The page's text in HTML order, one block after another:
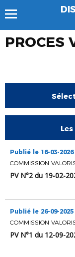
PROCES
Publié le 16-03-2026
PV N°2 du 19-02-
Publié le 26-09-2025
PV N°1 du 12-09-